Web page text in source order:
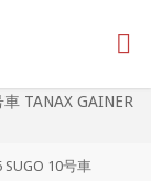
SUGO 10号車